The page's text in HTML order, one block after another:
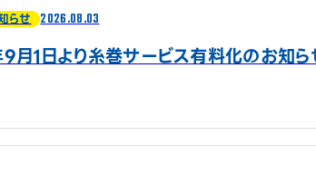
らせ 2026.08.03
月1日より糸巻サービス有料化のお知ら